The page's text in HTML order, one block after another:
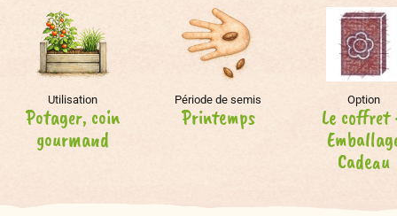
Utilisation
Potager, coin
gourmand
Période de semis
Printemps
Option
Le coffret
Cadeau